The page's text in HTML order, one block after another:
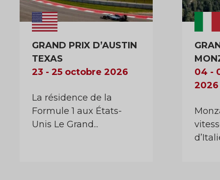
GRAND PRIX D’AUSTIN
TEXAS
23 - 25 octobre 2026
La résidence de la
Formule 1 aux États-
Unis Le Grand...
04 -
2026